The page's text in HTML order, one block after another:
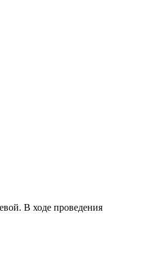
В ходе проведения